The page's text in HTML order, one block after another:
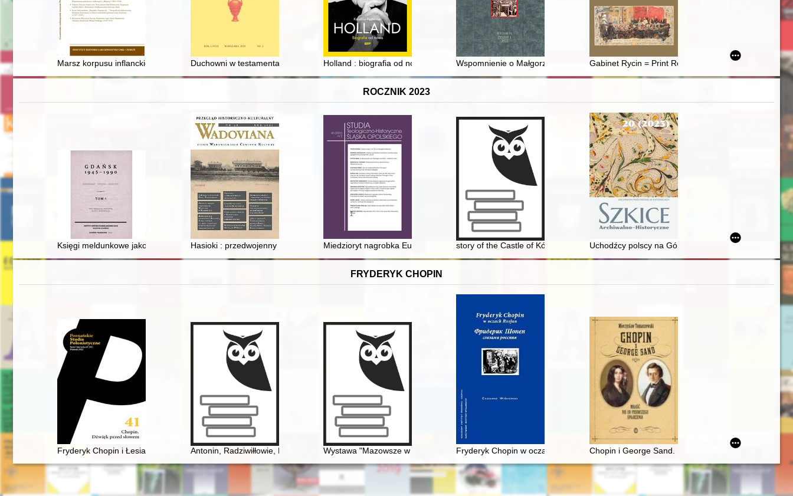
Marsz korpusu inflanckiego wojsk rosyjskich gen. Piotra Lacy’ego w kierunku Warszawy latem 1733 roku = The march of the Livonian corps of the Russian army of general Piotr Lacy towards
Duchowni w testamentach mieszczańskich - mieszczanie w testamentach duchownych : zapisy ostatniej woli jako źródła do badania powiązań (Prusy, XV-
Holland : biografia od nowa Wspomnienie o Małgorzacie Komzie (1946–2022), badaczce sztuki książki i estetyki druku
Gabinet Rycin = Print Room
ROCZNIK 2023
Księgi meldunkowe jako źródło do badań nad społeczną genealogią miasta "odzyskanego"
Hasioki : przedwojenny dopalacz Miedzioryt nagrobka Eufemii Raciborskiej : przyczynek do badań nad jej ikonografią
story of the Castle of Kórnik : a guideUchodźcy polscy na Górnym Śląsku w wyniku
FRYDERYK CHOPIN
Fryderyk Chopin i Łesia Ukrainka : per meAntonin, Radziwiłłowie, Fryderyk Chopin [1810-1849]Wystawa "Mazowsze w czasach Chopina" - połączenie środków tradycyjnych i nowoczesnych jako sposób budowania
Fryderyk Chopin w oczach Rosjan. Antologia. Friderik źopen glazami Rossiân. Antologiâ
Chopin i George Sand. Miłość nie od pierwszego